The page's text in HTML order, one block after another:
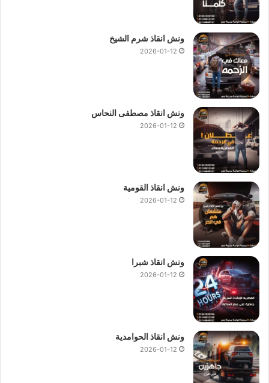
ونش انقاذ شرم الشيخ
2026-01-12
ونش انقاذ مصطفى النحاس
2026-01-12
ونش انقاذ القومية
2026-01-12
ونش انقاذ شبرا
2026-01-12
ونش انقاذ الحوامدية
2026-01-12